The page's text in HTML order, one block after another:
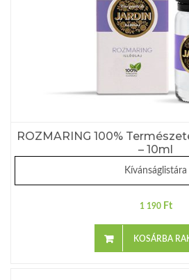
ROZMARING 100%
– 10ml
Kívánságlistára
1 190 Ft
KOSÁRBA